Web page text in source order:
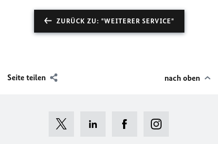
ZURÜCK ZU: "WEITERER SERVICE"
Seite teilen nach oben